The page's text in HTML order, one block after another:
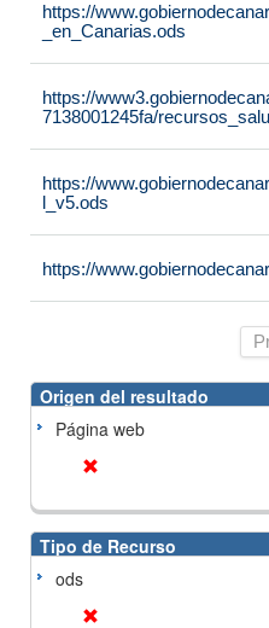
https://
_en_Canarias.ods
https://
7138001245fa/
https://
l_v5.ods
https://
Origen del resultado
Página web
Tipo de Recurso
ods